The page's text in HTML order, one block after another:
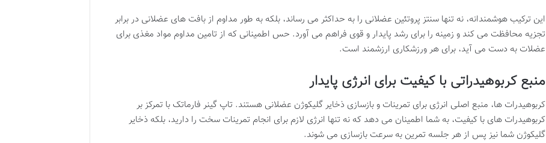
این ترکیب هوشمندانه، نه تنها سنتز پروتئین عضلانی را به حداکثر می رساند، بلکه به طور مداوم از بافت های عضلانی در برابر
تجزیه محافظت می کند و زمینه را برای رشد پایدار و قوی فراهم می آورد. حس اطمینانی که از تامین مداوم مواد مغذی برای
عضلات به دست می آید، برای هر ورزشکاری ارزشمند است.
منبع کربوهیدراتی با کیفیت برای انرژی پایدار
کربوهیدرات ها، منبع اصلی انرژی برای تمرینات و بازسازی ذخایر گلیکوژن عضلانی هستند. تاپ گینر فارماتک با تمرکز بر
کربوهیدرات های با کیفیت، به شما اطمینان می دهد که نه تنها انرژی لازم برای انجام تمرینات سخت را دارید، بلکه ذخایر
گلیکوژن شما نیز پس از هر جلسه تمرین به سرعت بازسازی می شوند.